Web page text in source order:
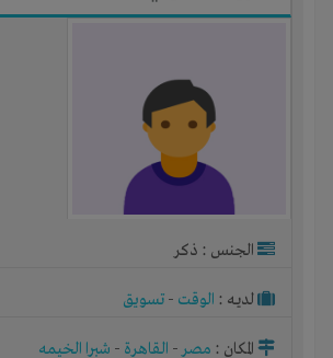
الجنس : ذكر
لديـه : الوقت - تسويق
المكان : مصر- القاهرة - شبرا الخيمه